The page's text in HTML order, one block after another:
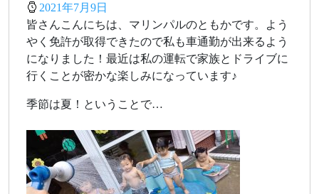
2021年7月9日
皆さんこんにちは、マリンパルのともかです。よう
やく免許が取得できたので私も車通勤が出来るよう
になりました！最近は私の運転で家族とドライブに
行くことが密かな楽しみになっています♪
季節は夏！ということで…